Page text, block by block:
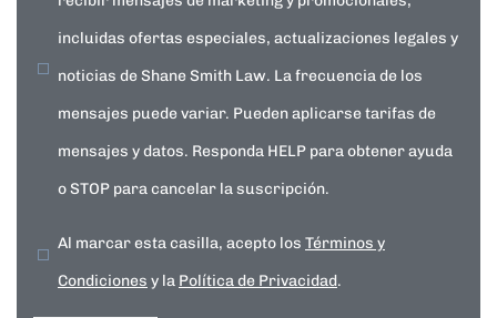
incluidas ofertas especiales, actualizaciones legales y
noticias de Shane Smith Law. La frecuencia de los
mensajes puede variar. Pueden aplicarse tarifas de
mensajes y datos. Responda HELP para obtener ayuda
o STOP para cancelar la suscripción.
Al marcar esta casilla, acepto los Términos y
Condiciones y la Política de Privacidad.